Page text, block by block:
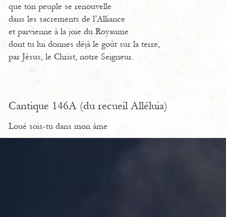
que ton peuple se renouvelle
dans les sacrements de l’Alliance
et parvienne à la joie du Royaume
dont tu lui donnes déjà le goût sur la terre,
par Jésus, le Christ, notre Seigneur.
Cantique 146A (du recueil Alléluia)
Loué sois-tu dans mon âme